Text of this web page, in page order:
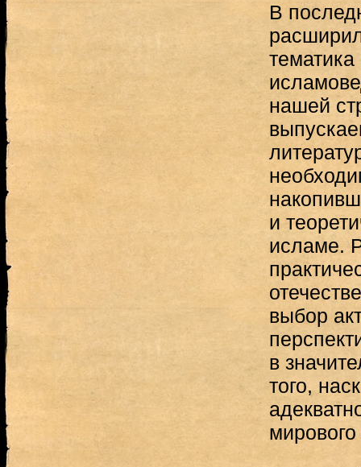
В
нашей
и
исламе.
выбор
в
того,